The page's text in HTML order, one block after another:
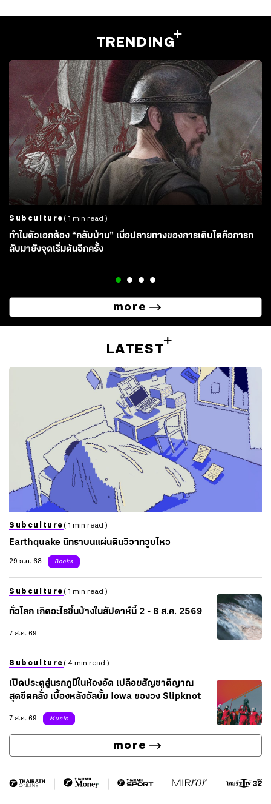
TRENDING
Subculture ( 1 min read )
ทำไมตัวเอกต้อง “กลับบ้าน” เมื่อปลายทางของการเติบโตคือการก
ลับมายังจุดเริ่มต้นอีกครั้ง
more
LATEST
Subculture ( 1 min read )
Earthquake นิทราบนแผ่นดินวิวาทวูบไหว
29 ธ.ค. 68
Books
Subculture ( 1 min read )
ทั่วโลก เกิดอะไรขึ้นบ้างในสัปดาห์นี้ 2 - 8 ส.ค. 2569
7 ส.ค. 69
Subculture ( 4 min read )
เปิดประตูสู่นรกภูมิในห้องอัด เปลือยสัญชาติญาณ
สุดขีดคลั่ง เบื้องหลังอัลบั้ม Iowa ของวง Slipknot
7 ส.ค. 69
Music
more